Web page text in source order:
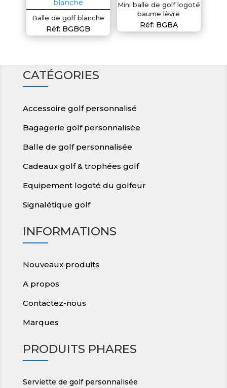
Balle de golf blanche
Réf: BGBGB
Mini balle de golf logoté
baume lèvre
Réf: BGBA
CATÉGORIES
Accessoire golf personnalisé
Bagagerie golf personnalisée
Balle de golf personnalisée
Cadeaux golf & trophées golf
Equipement logoté du golfeur
Signalétique golf
INFORMATIONS
Nouveaux produits
A propos
Contactez-nous
Marques
PRODUITS PHARES
Serviette de golf personnalisée